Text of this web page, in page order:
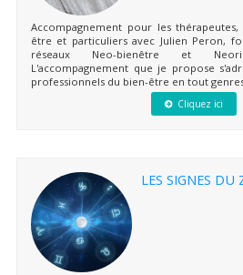
Accompagnement pour les
être et particuliers avec Julien Peron,
réseaux Neo-bienêtre et
L'accompagnement que je propose
professionnels du bien-être en tout
Cliquez ici
LES SIGNES DU